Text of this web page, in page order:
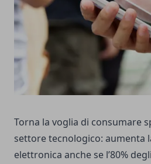
Torna la voglia di consumare
settore tecnologico: aumenta
elettronica anche se l’80%